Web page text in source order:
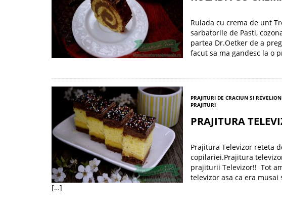
Rulada cu crema de unt
sarbatorile de Pasti,
partea Dr.Oetker de a
facut sa ma gandesc la o
PRAJITURI DE CRACIUN SI REVELION
PRAJITURI
PRAJITURA
Prajitura Televizor reteta
copilariei.Prajitura
prajiturii Televizor!! Tot
televizor asa ca era musai
[…]